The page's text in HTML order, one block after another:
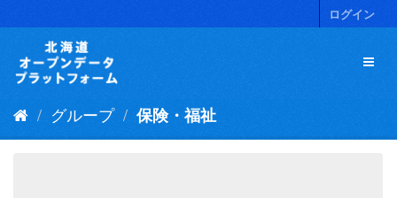
キ
ログイン
グループ 保険・福祉